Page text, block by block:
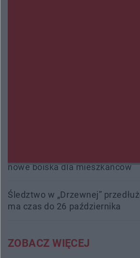
nowe boiska dla mieszkańców
Śledztwo w „Drzewnej”
ma czas do 26 października
ZOBACZ WIĘCEJ